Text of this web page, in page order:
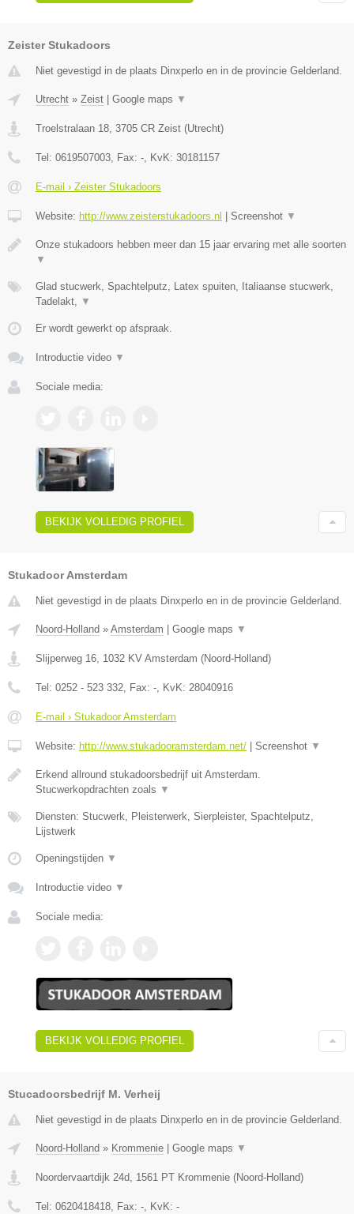
Zeister Stukadoors
Niet gevestigd in de plaats Dinxperlo en in de provincie Gelderland.
Utrecht » Zeist Google maps ▼
Troelstralaan 18 3705 CR Zeist (Utrecht)
Tel: 0619507003 , Fax: - , KvK: 30181157
E-mail › Zeister Stukadoors
Website: http://www.zeisterstukadoors.nl Screenshot ▼
Onze stukadoors hebben meer dan 15 jaar ervaring met alle soorten
▼
Glad stucwerk, Spachtelputz, Latex spuiten, Italiaanse stucwerk,
Tadelakt,
▼
Er wordt gewerkt op afspraak.
Introductie video ▼
Sociale media:
BEKIJK VOLLEDIG PROFIEL
Stukadoor Amsterdam
Niet gevestigd in de plaats Dinxperlo en in de provincie Gelderland.
Noord-Holland » Amsterdam | Google maps ▼
Slijperweg 16 1032 KV Amsterdam (Noord-Holland)
Tel: 0252 - 523 332 , Fax: - , KvK: 28040916
E-mail › Stukadoor Amsterdam
Website: http://www.stukadooramsterdam.net/ | Screenshot ▼
Erkend allround stukadoorsbedrijf uit Amsterdam.
Stucwerkopdrachten zoals ▼
Diensten: Stucwerk, Pleisterwerk, Sierpleister, Spachtelputz,
Lijstwerk
Openingstijden ▼
Introductie video ▼
Sociale media:
BEKIJK VOLLEDIG PROFIEL
Stucadoorsbedrijf M. Verheij
Niet gevestigd in de plaats Dinxperlo en in de provincie Gelderland.
Noord-Holland » Krommenie Google maps ▼
Noordervaartdijk 24d, 1561 PT Krommenie (Noord-Holland)
Tel: 0620418418, Fax: -, KvK: -